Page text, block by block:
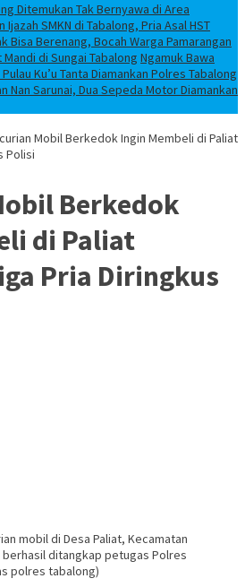
Ditemukan Tak Bernyawa di Area
Ijazah SMKN di Tabalong, Pria Asal HST
Bisa Berenang, Bocah Warga Pamarangan
di Sungai Tabalong Ngamuk Bawa
Ku’u Tanta Diamankan Polres Tabalong
Nan Sarunai, Dua Sepeda Motor Diamankan
Mobil Berkedok Ingin Membeli di Paliat
Polisi
Berkedok
di Paliat
Pria Diringkus
mobil di Desa Paliat, Kecamatan
berhasil ditangkap petugas Polres
polres tabalong)